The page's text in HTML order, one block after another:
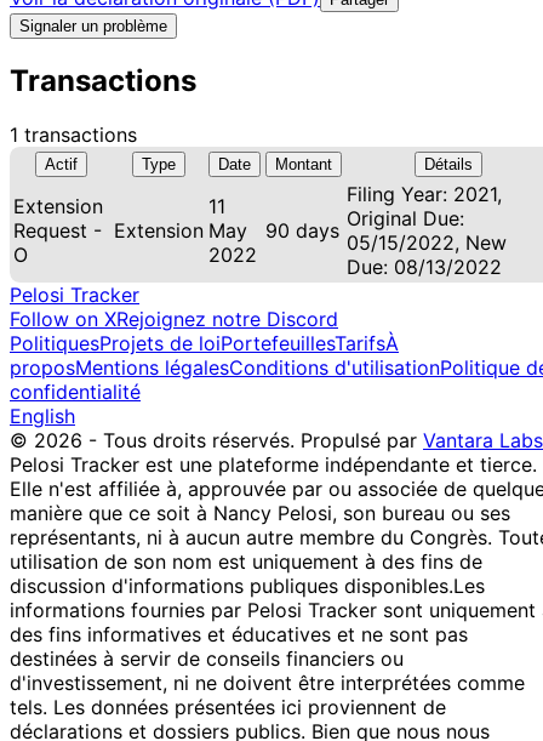
Signaler un problème
Transactions
1 transactions
Actif Type Date Montant Détails
Extension
Request -
O
Extension
11
May
2022
90 days
Filing Year: 2021,
Original Due:
05/15/2022, New
Due: 08/13/2022
Pelosi Tracker
Follow on XRejoignez notre Discord
PolitiquesProjets de loiPortefeuillesTarifsÀ
proposMentions légalesConditions d'utilisationPolitique
confidentialité
English
© 2026 - Tous droits réservés. Propulsé par Vantara Labs
Pelosi Tracker est une plateforme indépendante et tierce.
Elle n'est affiliée à, approuvée par ou associée de
manière que ce soit à Nancy Pelosi, son bureau ou ses
représentants, ni à aucun autre membre du Congrès.
utilisation de son nom est uniquement à des fins de
discussion d'informations publiques disponibles.Les
informations fournies par Pelosi Tracker sont uniquement
des fins informatives et éducatives et ne sont pas
destinées à servir de conseils financiers ou
d'investissement, ni ne doivent être interprétées comme
tels. Les données présentées ici proviennent de
déclarations et dossiers publics. Bien que nous nous